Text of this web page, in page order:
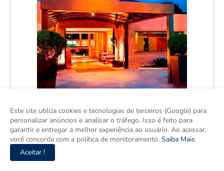
Este site utiliza cookies e tecnologias de terceiros (Google) para
personalizar anúncios e analisar o tráfego. Isso é feito para
garantir e entregar a melhor experiência ao usuário. Ao acessar,
você concorda com a política de monitoramento. Saiba Mais
Aceitar !